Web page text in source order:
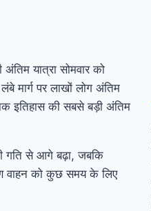
यात्रा सोमवार को
मार्ग पर लाखों लोग अंतिम
इतिहास की सबसे बड़ी अंतिम
गति से आगे बढ़ा, जबकि
वाहन को कुछ समय के लिए